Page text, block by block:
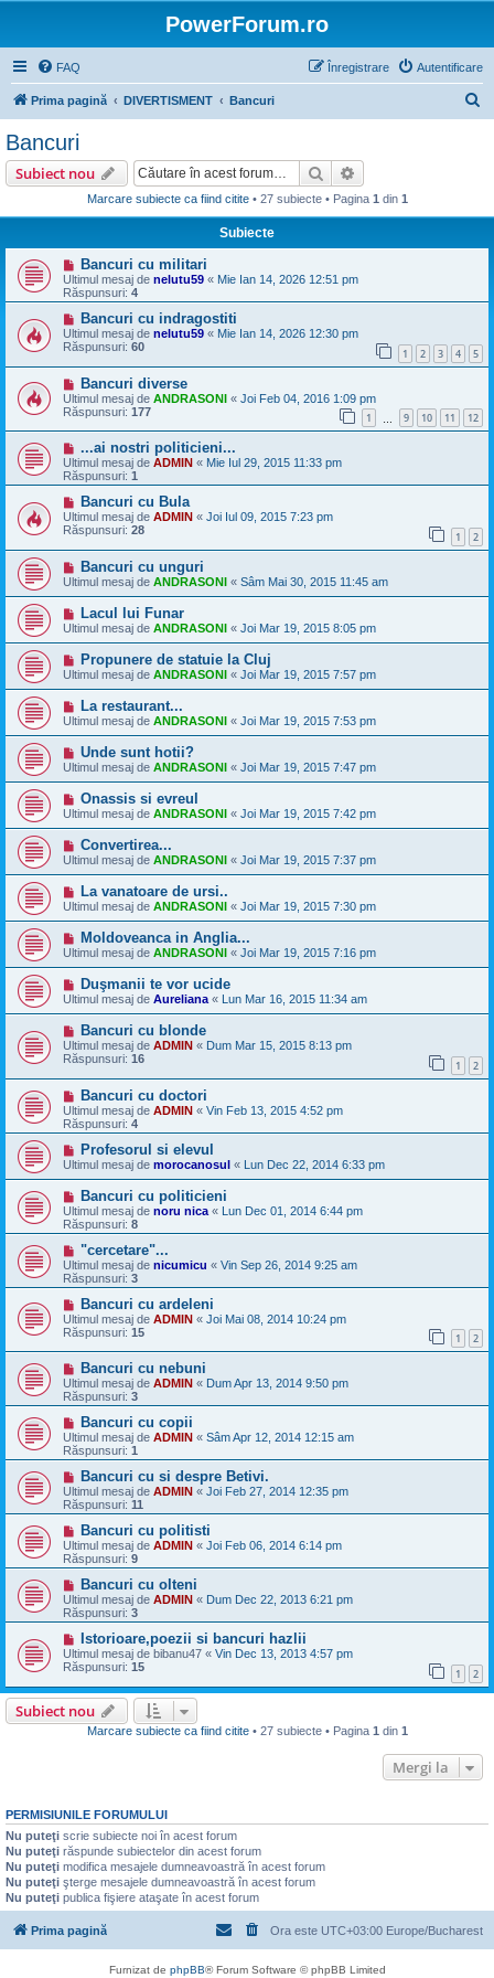
PowerForum.ro
FAQ Autentificare
Înregistrare
Prima pagină DIVERTISMENT Bancuri
Bancuri
Subiect nou Căutare
Marcare subiecte ca fiind citite• 27 subiecte • Pagina 1 din 1
Subiecte
Bancuri cu militari
Ultimul mesaj de nelutu59 « Mie Ian 14, 2026 12:51 pm
Răspunsuri: 4
Bancuri cu indragostiti
Ultimul mesaj de nelutu59 « Mie Ian 14, 2026 12:30 pm
Răspunsuri: 60 1 2 3 4 5
Bancuri diverse
Ultimul mesaj de ANDRASONI « Joi Feb 04, 2016 1:09 pm
Răspunsuri: 177 1 9 10 11 12
...ai nostri politicieni...
Ultimul mesaj de ADMIN « Mie Iul 29, 2015 11:33 pm
Răspunsuri: 1
Bancuri cu Bula
Ultimul mesaj de ADMIN « Joi Iul 09, 2015 7:23 pm
Răspunsuri: 28 1 2
Bancuri cu unguri
Ultimul mesaj de ANDRASONI « Sâm Mai 30, 2015 11:45 am
Lacul lui Funar
Ultimul mesaj de ANDRASONI « Joi Mar 19, 2015 8:05 pm
Propunere de statuie la Cluj
Ultimul mesaj de ANDRASONI « Joi Mar 19, 2015 7:57 pm
La restaurant...
Ultimul mesaj de ANDRASONI « Joi Mar 19, 2015 7:53 pm
Unde sunt hotii?
Ultimul mesaj de ANDRASONI « Joi Mar 19, 2015 7:47 pm
Onassis si evreul
Ultimul mesaj de ANDRASONI « Joi Mar 19, 2015 7:42 pm
Convertirea...
Ultimul mesaj de ANDRASONI « Joi Mar 19, 2015 7:37 pm
La vanatoare de ursi..
Ultimul mesaj de ANDRASONI « Joi Mar 19, 2015 7:30 pm
Moldoveanca in Anglia...
Ultimul mesaj de ANDRASONI « Joi Mar 19, 2015 7:16 pm
Duşmanii te vor ucide
Ultimul mesaj de Aureliana « Lun Mar 16, 2015 11:34 am
Bancuri cu blonde
Ultimul mesaj de ADMIN « Dum Mar 15, 2015 8:13 pm
Răspunsuri: 16 1 2
Bancuri cu doctori
Ultimul mesaj de ADMIN « Vin Feb 13, 2015 4:52 pm
Răspunsuri: 4
Profesorul si elevul
Ultimul mesaj de morocanosul « Lun Dec 22, 2014 6:33 pm
Bancuri cu politicieni
Ultimul mesaj de noru nica « Lun Dec 01, 2014 6:44 pm
Răspunsuri: 8
"cercetare"...
Ultimul mesaj de nicumicu « Vin Sep 26, 2014 9:25 am
Răspunsuri: 3
Bancuri cu ardeleni
Ultimul mesaj de ADMIN « Joi Mai 08, 2014 10:24 pm
Răspunsuri: 15 1 2
Bancuri cu nebuni
Ultimul mesaj de ADMIN « Dum Apr 13, 2014 9:50 pm
Răspunsuri: 3
Bancuri cu copii
Ultimul mesaj de ADMIN « Sâm Apr 12, 2014 12:15 am
Răspunsuri: 1
Bancuri cu si despre Betivi.
Ultimul mesaj de ADMIN « Joi Feb 27, 2014 12:35 pm
Răspunsuri: 11
Bancuri cu politisti
Ultimul mesaj de ADMIN « Joi Feb 06, 2014 6:14 pm
Răspunsuri: 9
Bancuri cu olteni
Ultimul mesaj de ADMIN « Dum Dec 22, 2013 6:21 pm
Răspunsuri: 3
Istorioare,poezii si bancuri hazlii
Ultimul mesaj de bibanu47 « Vin Dec 13, 2013 4:57 pm
Răspunsuri: 15 1 2
Subiect nou
Marcare subiecte ca fiind citite• 27 subiecte • Pagina 1 din 1
Mergi la
PERMISIUNILE FORUMULUI
Nu puteţi scrie subiecte noi în acest forum
Nu puteţi răspunde subiectelor din acest forum
Nu puteţi modifica mesajele dumneavoastră în acest forum
Nu puteţi şterge mesajele dumneavoastră în acest forum
Nu puteţi publica fişiere ataşate în acest forum
Prima pagină Ora este UTC+03:00 Europe/Bucharest
Furnizat de phpBB® Forum Software © phpBB Limited